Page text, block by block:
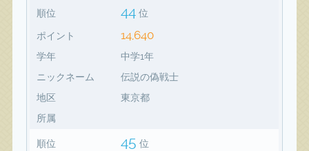
順位 44 位
ポイント 14,640
学年
中学1年
ニックネーム
伝説の偽戦士
地区
東京都
所属
順位 45 位